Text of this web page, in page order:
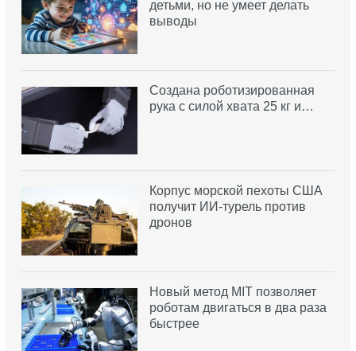
детьми, но не умеет делать
выводы
Создана роботизированная
рука с силой хвата 25 кг и…
Корпус морской пехоты США
получит ИИ-турель против
дронов
Новый метод MIT позволяет
роботам двигаться в два раза
быстрее